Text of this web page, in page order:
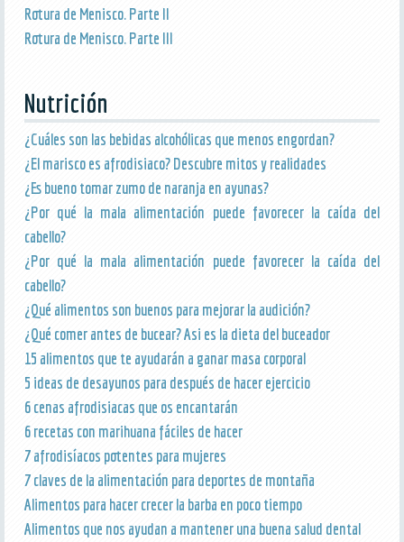
Rotura de Menisco. Parte II
Rotura de Menisco. Parte III
Nutrición
¿Cuáles son las bebidas alcohólicas que menos engordan?
¿El marisco es afrodisiaco? Descubre mitos y realidades
¿Es bueno tomar zumo de naranja en ayunas?
¿Por qué la mala alimentación puede favorecer la caída del
cabello?
¿Por qué la mala alimentación puede favorecer la caída del
cabello?
¿Qué alimentos son buenos para mejorar la audición?
¿Qué comer antes de bucear? Asi es la dieta del buceador
15 alimentos que te ayudarán a ganar masa corporal
5 ideas de desayunos para después de hacer ejercicio
6 cenas afrodisiacas que os encantarán
6 recetas con marihuana fáciles de hacer
7 afrodisíacos potentes para mujeres
7 claves de la alimentación para deportes de montaña
Alimentos para hacer crecer la barba en poco tiempo
Alimentos que nos ayudan a mantener una buena salud dental